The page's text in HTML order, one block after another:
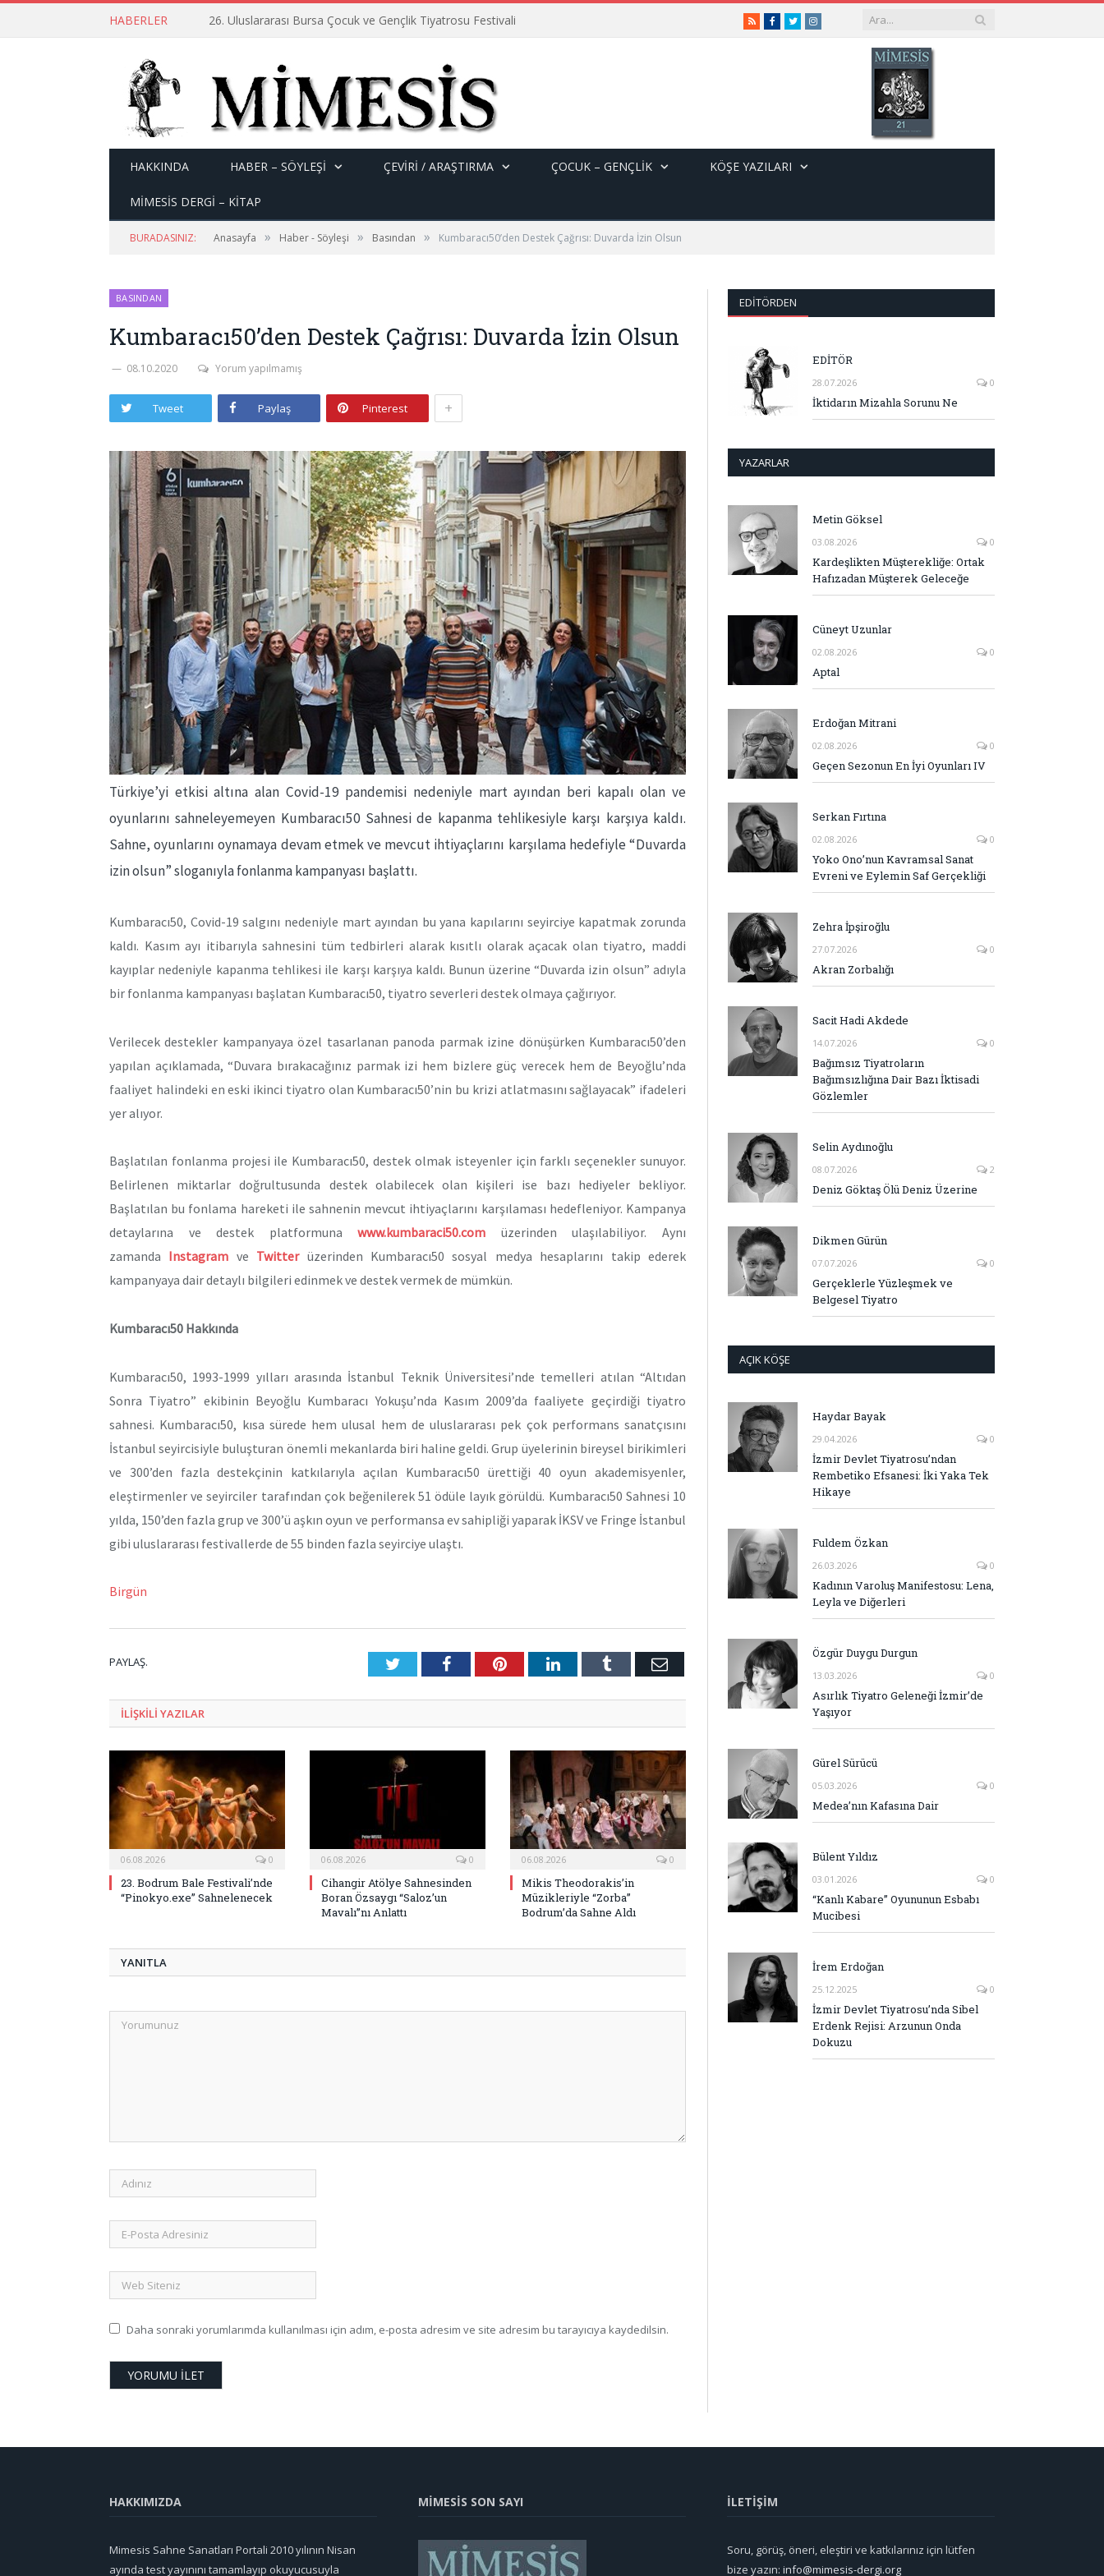
HABERLER 26. Uluslararası Bursa Çocuk ve Gençlik Tiyatrosu Festivali RSSFacebook
TwitterInstagram
HAKKINDA HABER – SÖYLEŞI ÇEVİRİ / ARAŞTIRMA ÇOCUK – GENÇLIK KÖŞE YAZILARI
MİMESİS DERGİ – KİTAP
BURADASINIZ: Anasayfa » Haber - Söyleşi » Basından » Kumbaracı50’den Destek Çağrısı: Duvarda İzin Olsun
BASINDAN
Kumbaracı50’den Destek Çağrısı: Duvarda İzin Olsun
08.10.2020 Yorum yapılmamış
Tweet Paylaş Pinterest +
Türkiye’yi etkisi altına alan Covid-19 pandemisi nedeniyle mart ayından beri kapalı olan ve
oyunlarını sahneleyemeyen Kumbaracı50 Sahnesi de kapanma tehlikesiyle karşı karşıya kaldı.
Sahne, oyunlarını oynamaya devam etmek ve mevcut ihtiyaçlarını karşılama hedefiyle “Duvarda
izin olsun” sloganıyla fonlanma kampanyası başlattı.
Kumbaracı50, Covid-19 salgını nedeniyle mart ayından bu yana kapılarını seyirciye kapatmak zorunda
kaldı. Kasım ayı itibarıyla sahnesini tüm tedbirleri alarak kısıtlı olarak açacak olan tiyatro, maddi
kayıplar nedeniyle kapanma tehlikesi ile karşı karşıya kaldı. Bunun üzerine “Duvarda izin olsun” adıyla
bir fonlanma kampanyası başlatan Kumbaracı50, tiyatro severleri destek olmaya çağırıyor.
Verilecek destekler kampanyaya özel tasarlanan panoda parmak izine dönüşürken Kumbaracı50’den
yapılan açıklamada, “Duvara bırakacağınız parmak izi hem bizlere güç verecek hem de Beyoğlu’nda
faaliyet halindeki en eski ikinci tiyatro olan Kumbaracı50’nin bu krizi atlatmasını sağlayacak” ifadeleri
yer alıyor.
Başlatılan fonlanma projesi ile Kumbaracı50, destek olmak isteyenler için farklı seçenekler sunuyor.
Belirlenen miktarlar doğrultusunda destek olabilecek olan kişileri ise bazı hediyeler bekliyor.
Başlatılan bu fonlama hareketi ile sahnenin mevcut ihtiyaçlarını karşılaması hedefleniyor. Kampanya
detaylarına ve destek platformuna www.kumbaraci50.com üzerinden ulaşılabiliyor. Aynı
zamanda Instagram ve Twitterüzerinden Kumbaracı50 sosyal medya hesaplarını takip ederek
kampanyaya dair detaylı bilgileri edinmek ve destek vermek de mümkün.
Kumbaracı50 Hakkında
Kumbaracı50, 1993-1999 yılları arasında İstanbul Teknik Üniversitesi’nde temelleri atılan “Altıdan
Sonra Tiyatro” ekibinin Beyoğlu Kumbaracı Yokuşu’nda Kasım 2009’da faaliyete geçirdiği tiyatro
sahnesi. Kumbaracı50, kısa sürede hem ulusal hem de uluslararası pek çok performans sanatçısını
İstanbul seyircisiyle buluşturan önemli mekanlarda biri haline geldi. Grup üyelerinin bireysel birikimleri
ve 300’den fazla destekçinin katkılarıyla açılan Kumbaracı50 ürettiği 40 oyun akademisyenler,
eleştirmenler ve seyirciler tarafından çok beğenilerek 51 ödüle layık görüldü. Kumbaracı50 Sahnesi 10
yılda, 150’den fazla grup ve 300’ü aşkın oyun ve performansa ev sahipliği yaparak İKSV ve Fringe İstanbul
gibi uluslararası festivallerde de 55 binden fazla seyirciye ulaştı.
Birgün
PAYLAŞ. TwitterFacebookPinterestLinkedInTumblr E-
ILIŞKILI YAZILAR
06.08.2026 0
23. Bodrum Bale Festivali’nde
“Pinokyo.exe” Sahnelenecek
06.08.2026 0
Cihangir Atölye Sahnesinden
Boran Özsaygı “Saloz’un
Mavalı”nı Anlattı
06.08.2026 0
Mikis Theodorakis’in
Müzikleriyle “Zorba”
Bodrum’da Sahne Aldı
YANITLA
Daha sonraki yorumlarımda kullanılması için adım, e-posta adresim ve site adresim bu tarayıcıya kaydedilsin.
EDITÖRDEN
EDİTÖR
28.07.2026 0
İktidarın Mizahla Sorunu Ne
YAZARLAR
Metin Göksel
03.08.2026 0
Kardeşlikten Müşterekliğe: Ortak
Hafızadan Müşterek Geleceğe
Cüneyt Uzunlar
02.08.2026 0
Aptal
Erdoğan Mitrani
02.08.2026 0
Geçen Sezonun En İyi Oyunları IV
Serkan Fırtına
02.08.2026 0
Yoko Ono’nun Kavramsal Sanat
Evreni ve Eylemin Saf Gerçekliği
Zehra İpşiroğlu
27.07.2026 0
Akran Zorbalığı
Sacit Hadi Akdede
14.07.2026 0
Bağımsız Tiyatroların
Bağımsızlığına Dair Bazı İktisadi
Gözlemler
Selin Aydınoğlu
08.07.2026 2
Deniz Göktaş Ölü Deniz Üzerine
Dikmen Gürün
07.07.2026 0
Gerçeklerle Yüzleşmek ve
Belgesel Tiyatro
AÇIK KÖŞE
Haydar Bayak
29.04.2026 0
İzmir Devlet Tiyatrosu’ndan
Rembetiko Efsanesi: İki Yaka Tek
Hikaye
Fuldem Özkan
26.03.2026 0
Kadının Varoluş Manifestosu: Lena,
Leyla ve Diğerleri
Özgür Duygu Durgun
13.03.2026 0
Asırlık Tiyatro Geleneği İzmir’de
Yaşıyor
Gürel Sürücü
05.03.2026 0
Medea’nın Kafasına Dair
Bülent Yıldız
03.01.2026 0
“Kanlı Kabare” Oyununun Esbabı
Mucibesi
İrem Erdoğan
25.12.2025 0
İzmir Devlet Tiyatrosu’nda Sibel
Erdenk Rejisi: Arzunun Onda
Dokuzu
HAKKIMIZDA
Mimesis Sahne Sanatları Portali 2010 yılının Nisan
ayında test yayınını tamamlayıp okuyucusuyla
MİMESİS SON SAYI İLETİŞİM
Soru, görüş, öneri, eleştiri ve katkılarınız için lütfen
bize yazın: info@mimesis-dergi.org